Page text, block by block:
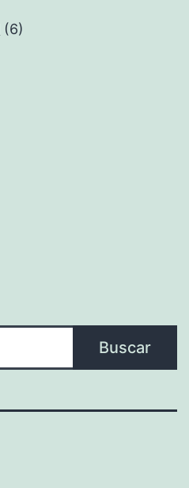
(6)
Buscar